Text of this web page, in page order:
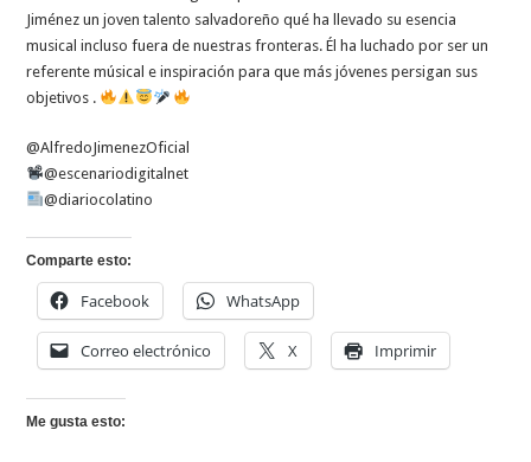
Jiménez
(Segunda
parte
de
entrevista)
Jiménez un joven talento salvadoreño qué ha llevado su esencia
musical incluso fuera de nuestras fronteras. Él ha luchado por ser un
referente músical e inspiración para que más jóvenes persigan sus
objetivos .
@AlfredoJimenezOficial
@escenariodigitalnet
@diariocolatino
Comparte esto:
Facebook WhatsApp
Correo electrónico X Imprimir
Me gusta esto: